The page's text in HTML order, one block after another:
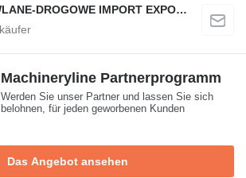
MASZYNY BUDOWLANE-DROGOWE IMPORT EXPORT
Machineryline Partnerprogramm
Werden Sie unser Partner und lassen Sie sich
belohnen, für jeden geworbenen Kunden
Das Angebot ansehen